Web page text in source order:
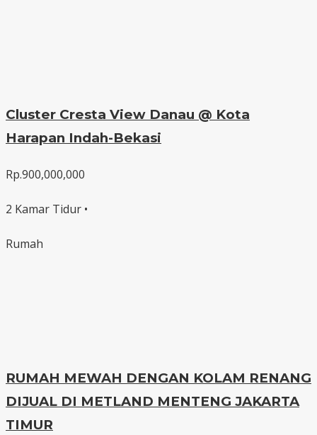
Cluster Cresta View Danau @ Kota
Harapan Indah-Bekasi
Rp.900,000,000
2 Kamar Tidur •
Rumah
RUMAH MEWAH DENGAN KOLAM RENANG
DIJUAL DI METLAND MENTENG JAKARTA
TIMUR